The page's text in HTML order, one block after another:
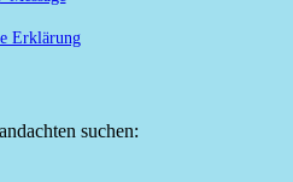
Erklärung
suchen: